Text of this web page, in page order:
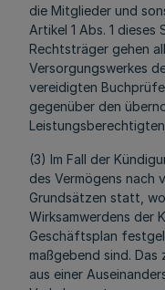
die Mitglieder und
Artikel 1 Abs. 1
Rechtsträger gehen
Versorgungswerkes
vereidigten
gegenüber den
(3) Im Fall der
des Vermögens nach
Grundsätzen statt,
Wirksamwerdens der
Geschäftsplan
maßgebend sind.
aus einer